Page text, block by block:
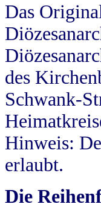
Das
des
Schwank-
Hinweis:
erlaubt.
Die